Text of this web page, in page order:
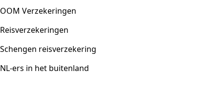
OOM Verzekeringen
Reisverzekeringen
Schengen reisverzekering
NL-ers in het buitenland